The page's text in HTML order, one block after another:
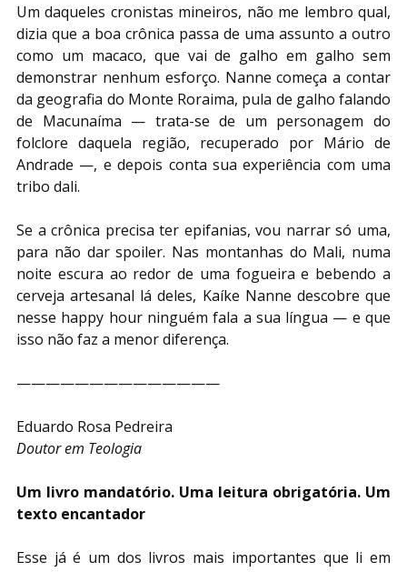
Um daqueles cronistas mineiros, não me lembro qual,
dizia que a boa crônica passa de uma assunto a outro
como um macaco, que vai de galho em galho sem
demonstrar nenhum esforço. Nanne começa a contar
da geografia do Monte Roraima, pula de galho falando
de Macunaíma — trata-se de um personagem do
folclore daquela região, recuperado por Mário de
Andrade —, e depois conta sua experiência com uma
tribo dali.
Se a crônica precisa ter epifanias, vou narrar só uma,
para não dar spoiler. Nas montanhas do Mali, numa
noite escura ao redor de uma fogueira e bebendo a
cerveja artesanal lá deles, Kaíke Nanne descobre que
nesse happy hour ninguém fala a sua língua — e que
isso não faz a menor diferença.
——————————————
Eduardo Rosa Pedreira
Doutor em Teologia
Um livro mandatório. Uma leitura obrigatória. Um
texto encantador
Esse já é um dos livros mais importantes que li em